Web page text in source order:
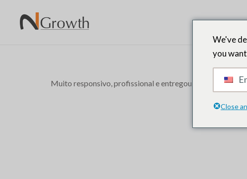
Muito responsivo, profissional e entregou resultados.
We've
you
Close